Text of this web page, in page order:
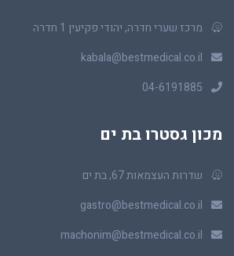
מרכז שערי חדרה, יהודי פקיעין 1 חדרה
kabala@bestmedical.co.il
04-6191885
מכון גסטרו בת ים
שדרות העצמאות 67, בת ים
gastro@bestmedical.co.il
machonim@bestmedical.co.il